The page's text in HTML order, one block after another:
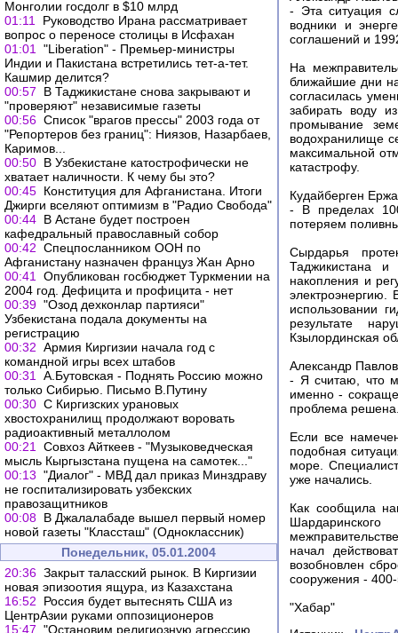
Монголии госдолг в $10 млрд
01:11
Руководство Ирана рассматривает
вопрос о переносе столицы в Исфахан
01:01
"Liberation" - Премьер-министры
Индии и Пакистана встретились тет-а-тет.
Кашмир делится?
00:57
В Таджикистане снова закрывают и
"проверяют" независимые газеты
00:56 Список "врагов прессы" 2003 года от
"Репортеров без границ": Ниязов, Назарбаев,
Каримов...
00:50 В Узбекистане катострофически не
хватает наличности. К чему бы это?
00:45 Конституция для Афганистана. Итоги
Джирги вселяют оптимизм в "Радио Свобода"
00:44 В Астане будет построен
кафедральный православный собор
00:42 Спецпосланником ООН по
Афганистану назначен француз Жан Арно
00:41
Опубликован госбюджет Туркмении на
2004 год. Дефицита и профицита - нет
00:39 "Озод дехконлар партияси"
Узбекистана подала документы на
регистрацию
00:32 Армия Киргизии начала год с
командной игры всех штабов
00:31
А.Бутовская - Поднять Россию можно
только Сибирью. Письмо В.Путину
00:30 С Киргизских урановых
хвостохранилищ продолжают воровать
радиоактивный металлолом
00:21
Совхоз Айткеев - "Музыковедческая
мысль Кыргызстана пущена на самотек..."
00:13 "Диалог" - МВД дал приказ Минздраву
не госпитализировать узбекских
правозащитников
00:08 В Джалалабаде вышел первый номер
новой газеты "Классташ" (Одноклассник)
Понедельник, 05.01.2004
20:36 Закрыт таласский рынок. В Киргизии
новая эпизоотия ящура, из Казахстана
16:52
Россия будет вытеснять США из
ЦентрАзии руками оппозиционеров
15:47 "Остановим религиозную агрессию
- Эта ситуация
водники и
соглашений и
На
ближайшие дни
согласилась
забирать воду
промывание
водохранилище
максимальной
катастрофу.
Кудайберген
- В пределах
потеряем
Сырдарья
Таджикистана
накопления и
электроэнергию.
использовании
результате
Кзылординская
Александр
- Я считаю, что
именно -
проблема
Если все
подобная
море.
уже начались.
Как сообщила
начал
возобновлен
сооружения -
"Хабар"